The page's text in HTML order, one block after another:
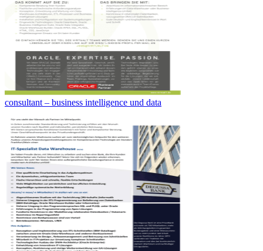
consultant – business intelligence und data